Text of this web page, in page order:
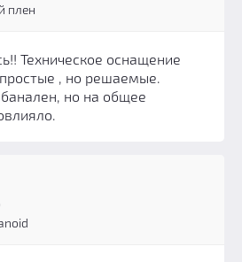
плен
Техническое оснащение
, но решаемые.
но на общее